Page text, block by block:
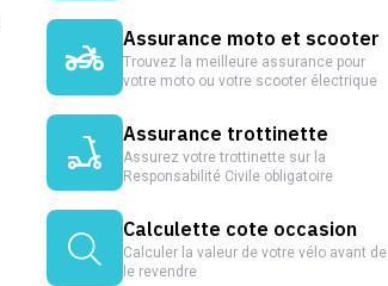
Assurance moto et scooter
Trouvez la meilleure assurance pour
votre moto ou votre scooter électrique
Assurance trottinette
Assurez votre trottinette sur la
Responsabilité Civile obligatoire
Calculette cote occasion
Calculer la valeur de votre vélo avant de
le revendre